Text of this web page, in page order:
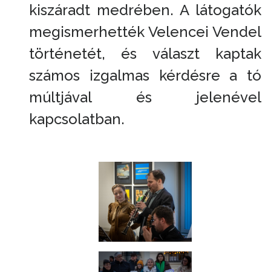
kiszáradt medrében. A látogatók
megismerhették Velencei Vendel
történetét, és választ kaptak
számos izgalmas kérdésre a tó
múltjával és jelenével
kapcsolatban.